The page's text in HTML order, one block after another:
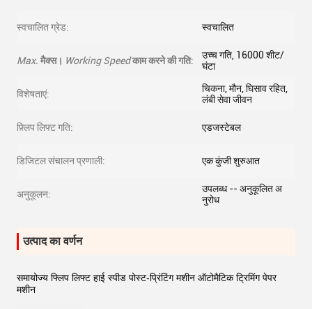
स्वचालित ग्रेड: स्वचालित
Max. मैक्स। Working Speedकाम करने की गति:
उच्च गति, 16000 शीट/
घंटा
विशेषताएं:
चिकना, मौन, घिसाव रहित,
लंबी सेवा जीवन
फ़्लिप लिफ्ट गति: एडजस्टेबल
डिजिटल संचालन प्रणाली: एक कुंजी शुरुआत
अनुकूलन:
उपलब्ध -- अनुकूलित अ
नुरोध
उत्पाद का वर्णन
समायोज्य फ्लिप लिफ्ट हाई स्पीड पोस्ट-प्रिंटिंग मशीन ऑटोमैटिक ट्रिमिंग पेपर
मशीन